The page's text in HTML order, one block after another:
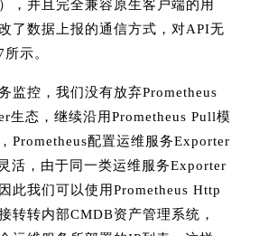
，并且完全兼容原生客户端的用
了数据上报的通信方式，对API无
示。
监控，我们没有放弃Prometheus
生态，继续沿用Prometheus Pull模
Prometheus配置运维服务Exporter
活，由于同一类运维服务Exporter
此我们可以使用Prometheus Http
转转内部CMDB资产管理系统，